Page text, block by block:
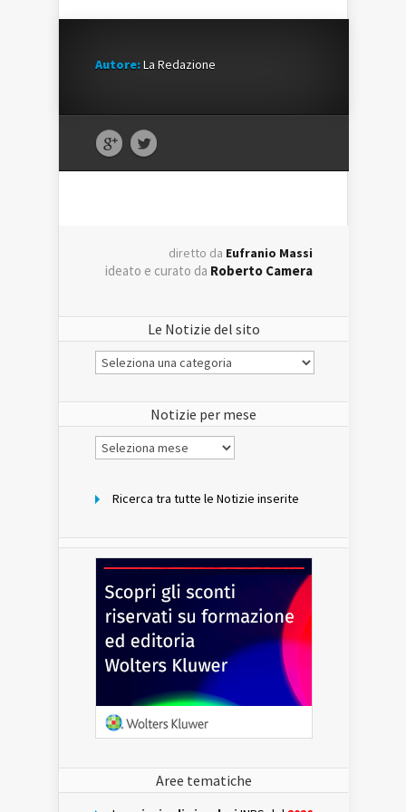
Autore:La Redazione
diretto da Eufranio Massi
ideato e curato da Roberto Camera
Le Notizie del sito
Le
Notizie
Notizie per mese
Notizie
per
Ricerca tra tutte le Notizie inserite
Aree tematiche